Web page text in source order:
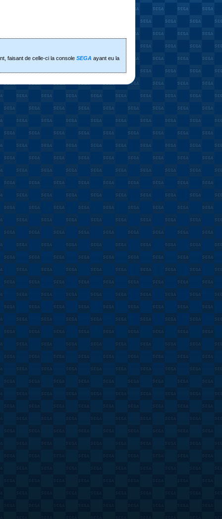
faisant de celle-ci la console SEGA ayant eu la